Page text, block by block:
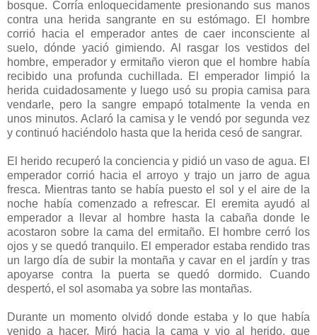
bosque. Corría enloquecidamente presionando sus manos
contra una herida sangrante en su estómago. El hombre
corrió hacia el emperador antes de caer inconsciente al
suelo, dónde yació gimiendo. Al rasgar los vestidos del
hombre, emperador y ermitaño vieron que el hombre había
recibido una profunda cuchillada. El emperador limpió la
herida cuidadosamente y luego usó su propia camisa para
vendarle, pero la sangre empapó totalmente la venda en
unos minutos. Aclaró la camisa y le vendó por segunda vez
y continuó haciéndolo hasta que la herida cesó de sangrar.
El herido recuperó la conciencia y pidió un vaso de agua. El
emperador corrió hacia el arroyo y trajo un jarro de agua
fresca. Mientras tanto se había puesto el sol y el aire de la
noche había comenzado a refrescar. El eremita ayudó al
emperador a llevar al hombre hasta la cabaña donde le
acostaron sobre la cama del ermitaño. El hombre cerró los
ojos y se quedó tranquilo. El emperador estaba rendido tras
un largo día de subir la montaña y cavar en el jardín y tras
apoyarse contra la puerta se quedó dormido. Cuando
despertó, el sol asomaba ya sobre las montañas.
Durante un momento olvidó donde estaba y lo que había
venido a hacer. Miró hacia la cama y vio al herido, que